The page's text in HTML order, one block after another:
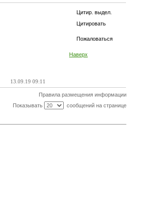
Цитир. выдел.
Цитировать
Пожаловаться
Наверх
13.09.19 09:11
Правила размещения информации
Показывать
сообщений на странице